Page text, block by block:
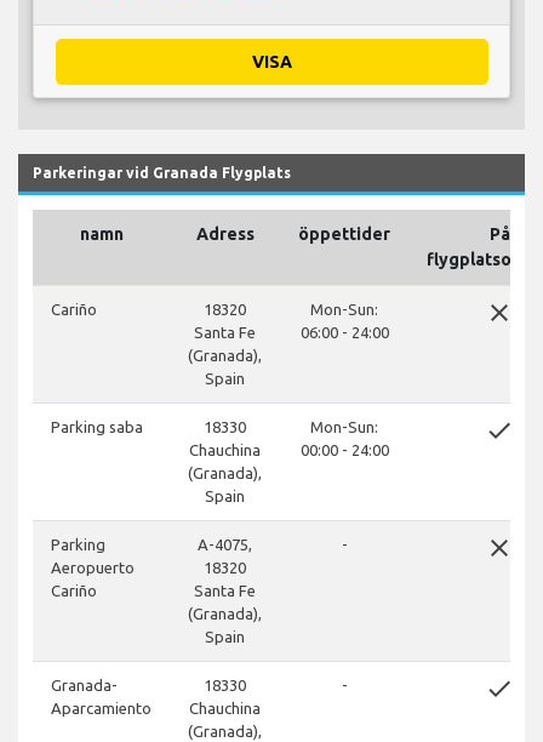
VISA
Parkeringar vid Granada Flygplats
namn Adress öppettider
På
Cariño
18320
Santa Fe
(Granada),
Spain
Mon-Sun:
06:00 - 24:00
close
Parking saba
18330
Chauchina
(Granada),
Spain
Mon-Sun:
00:00 - 24:00
done
Parking
Aeropuerto
Cariño
A-4075,
18320
Santa Fe
(Granada),
Spain
- close
Granada-
Aparcamiento
18330
Chauchina
(Granada),
- done